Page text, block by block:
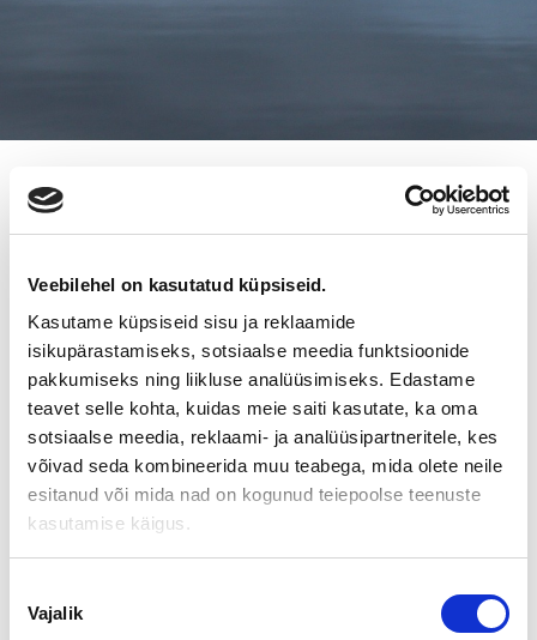
Veebilehel on kasutatud küpsiseid.
Kasutame küpsiseid sisu ja reklaamide
isikupärastamiseks, sotsiaalse meedia funktsioonide
pakkumiseks ning liikluse analüüsimiseks. Edastame
teavet selle kohta, kuidas meie saiti kasutate, ka oma
sotsiaalse meedia, reklaami- ja analüüsipartneritele, kes
võivad seda kombineerida muu teabega, mida olete neile
esitanud või mida nad on kogunud teiepoolse teenuste
kasutamise käigus.
valik
Vajalik
OMISTAJANVAIHDOSILTA
VANTAALLA 15.5.2018
Aika:tiistai 15.5.2018 kello 17.00 – 20.00
Paikka:Yrityspalvelukeskus Leija
Osoite:
Elannontie 3, 01510 Vantaa
Tervetuloa omistajanvaihdosiltaan!
OHJELMA
Kello 17
Kahvitarjoilu
Kello 17.15
Tilaisuuden avaus, toimitusjohtaja Esa Mänttäri, Vantaan